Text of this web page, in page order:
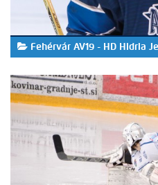
Fehérvár AV19 - HD Hidria